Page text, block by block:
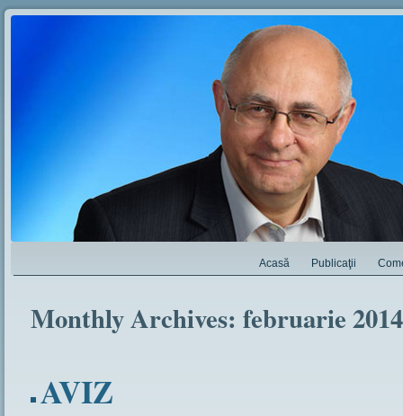
Acasă Publicaţii
Monthly Archives: februarie 2014
AVIZ